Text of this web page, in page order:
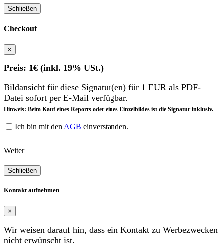
Schließen
Checkout
×
Preis: 1€ (inkl. 19% USt.)
Bildansicht für diese Signatur(en) für 1 EUR als PDF-
Datei sofort per E-Mail verfügbar.
Hinweis: Beim Kauf eines Reports oder eines Einzelbildes ist die Signatur inklusiv.
Ich bin mit den AGB einverstanden.
Weiter
Schließen
Kontakt aufnehmen
×
Wir weisen darauf hin, dass ein Kontakt zu Werbezwecken
nicht erwünscht ist.